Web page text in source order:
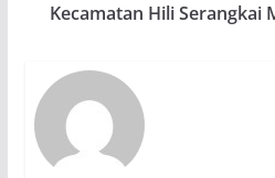
Kecamatan Hili Serangkai